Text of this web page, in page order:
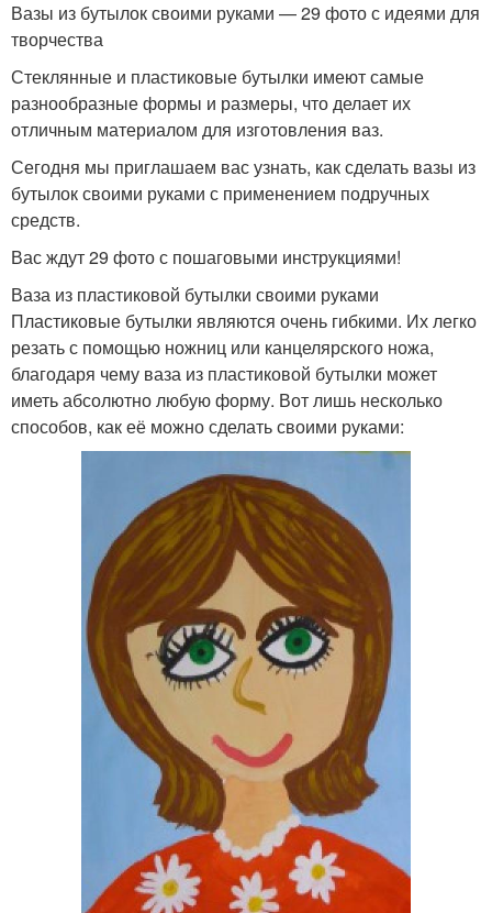
Вазы из бутылок своими руками — 29 фото с идеями для
творчества
Стеклянные и пластиковые бутылки имеют самые
разнообразные формы и размеры, что делает их
отличным материалом для изготовления ваз.
Сегодня мы приглашаем вас узнать, как сделать вазы из
бутылок своими руками с применением подручных
средств.
Вас ждут 29 фото с пошаговыми инструкциями!
Ваза из пластиковой бутылки своими руками
Пластиковые бутылки являются очень гибкими. Их легко
резать с помощью ножниц или канцелярского ножа,
благодаря чему ваза из пластиковой бутылки может
иметь абсолютно любую форму. Вот лишь несколько
способов, как её можно сделать своими руками: